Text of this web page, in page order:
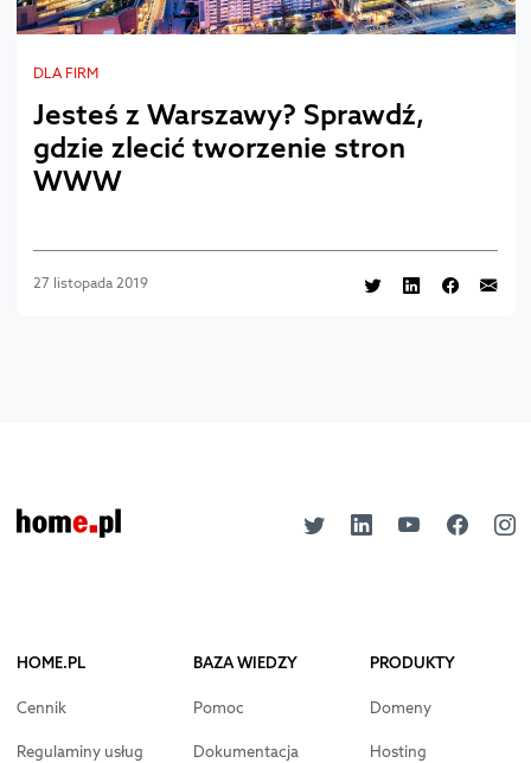
DLA FIRM
Jesteś z Warszawy? Sprawdź,
gdzie zlecić tworzenie stron
WWW
27 listopada 2019
HOME.PL
Cennik
Regulaminy usług
BAZA WIEDZY
Pomoc
Dokumentacja
PRODUKTY
Domeny
Hosting